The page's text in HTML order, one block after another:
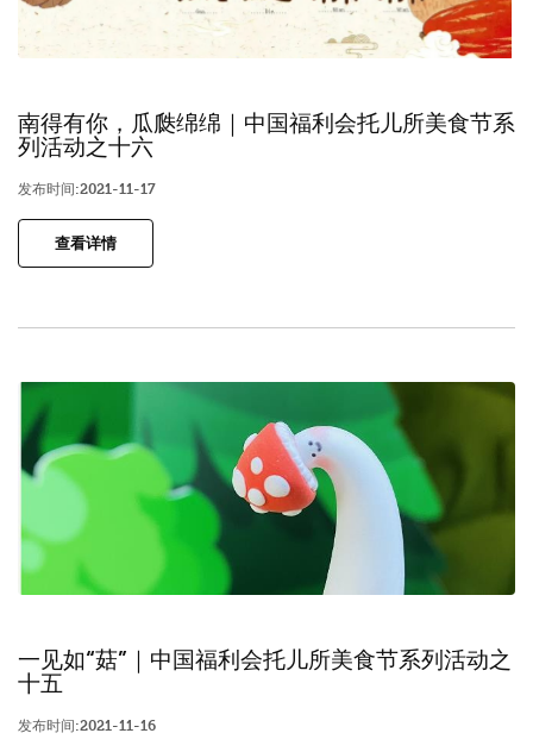
南得有你，瓜瓞绵绵｜中国福利会托儿所美食节系
列活动之十六
发布时间:2021-11-17
查看详情
一见如“菇”｜中国福利会托儿所美食节系列活动之
十五
发布时间:2021-11-16